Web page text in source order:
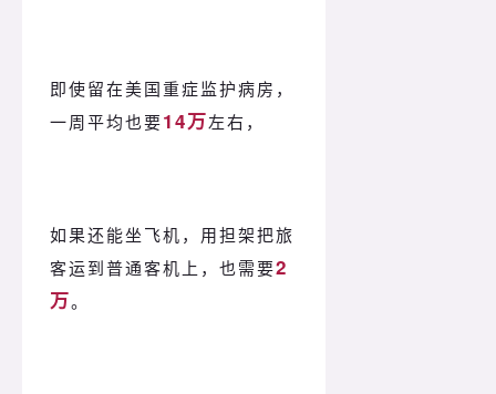
即使留在美国重症监护病房，
一周平均也要14万左右，
如果还能坐飞机，用担架把旅
客运到普通客机上，也需要2
万。